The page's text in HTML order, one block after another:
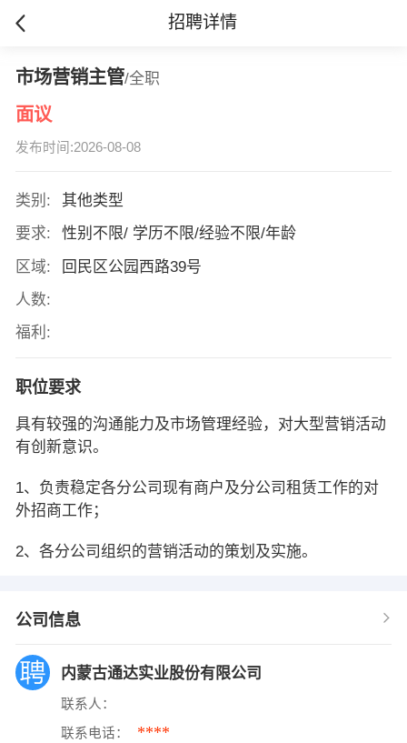
招聘详情
市场营销主管/全职
面议
发布时间:2026-08-08
类别:
其他类型
要求:
性别不限/ 学历不限/经验不限/年龄
区域:
回民区公园西路39号
人数:
福利:
职位要求
具有较强的沟通能力及市场管理经验，对大型营销活动
有创新意识。
1、负责稳定各分公司现有商户及分公司租赁工作的对
外招商工作；
2、各分公司组织的营销活动的策划及实施。
公司信息
内蒙古通达实业股份有限公司
联系人：
联系电话： ****